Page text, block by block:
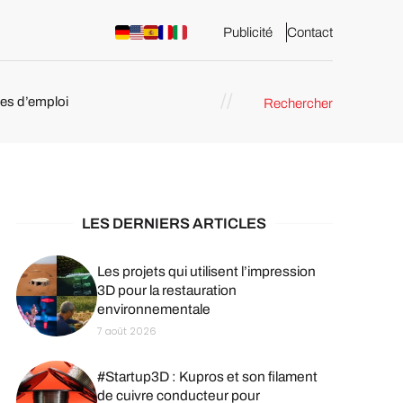
Publicité Contact
d’emploi Rechercher
LES DERNIERS ARTICLES
Les projets qui utilisent l’impression
3D pour la restauration
environnementale
7 août 2026
#Startup3D : Kupros et son filament
de cuivre conducteur pour